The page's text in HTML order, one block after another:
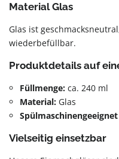
Material Glas
Glas ist
wiederbefüllbar.
Produktdetails auf
Füllmenge: ca. 240 ml
Material: Glas
Spülmaschinengeeignet
Vielseitig einsetzbar